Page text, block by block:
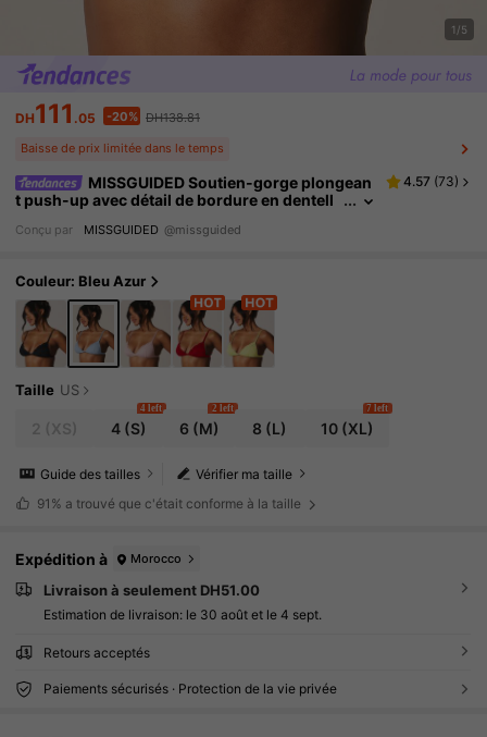
1/5
DH111 .05 -20% DH138.81
Baisse de prix limitée dans le temps
MISSGUIDED Soutien-gorge plongean
t push-up avec détail de bordure en dentell
ous les jours
4.57 (73)
Conçu par MISSGUIDED @missguided
Couleur: Bleu Azur
Taille US
4(S)
4 left
6 (M)
2 left
8 (L) 10(XL)
7 left
Vérifier ma taille
Guide des tailles
91% a trouvé que c'était conforme à la taille
Expédition à Morocco
Livraison à seulement DH51.00
Estimation de livraison: le 30 août et le 4 sept.
Retours acceptés
Paiements sécurisés · Protection de la vie privée